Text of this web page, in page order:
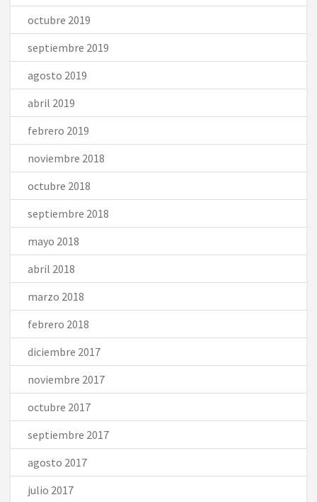
octubre 2019
septiembre 2019
agosto 2019
abril 2019
febrero 2019
noviembre 2018
octubre 2018
septiembre 2018
mayo 2018
abril 2018
marzo 2018
febrero 2018
diciembre 2017
noviembre 2017
octubre 2017
septiembre 2017
agosto 2017
julio 2017